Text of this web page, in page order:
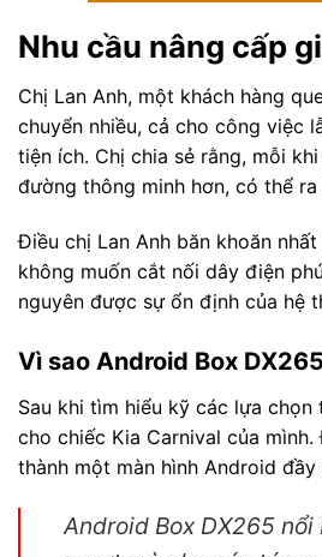
Nhu cầu nâng cấp
Chị Lan Anh, một khách hàng
chuyển nhiều, cả cho công việc
tiện ích. Chị chia sẻ rằng, mỗi
đường thông minh hơn, có thể
Điều chị Lan Anh băn khoăn
không muốn cắt nối dây điện
nguyên được sự ổn định của hệ
Vì sao Android Box
Sau khi tìm hiểu kỹ các lựa
cho chiếc Kia Carnival của
thành một màn hình Android
Android Box DX265